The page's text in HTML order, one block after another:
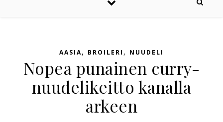
AASIA, BROILERI , NUUDELI
Nopea punainen curry-
nuudelikeitto kanalla
arkeen